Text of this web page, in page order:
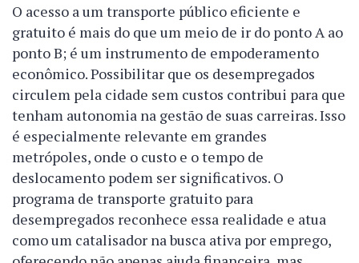
O acesso a um transporte público eficiente e
gratuito é mais do que um meio de ir do ponto A ao
ponto B; é um instrumento de empoderamento
econômico. Possibilitar que os desempregados
circulem pela cidade sem custos contribui para que
tenham autonomia na gestão de suas carreiras. Isso
é especialmente relevante em grandes
metrópoles, onde o custo e o tempo de
deslocamento podem ser significativos. O
programa de transporte gratuito para
desempregados reconhece essa realidade e atua
como um catalisador na busca ativa por emprego,